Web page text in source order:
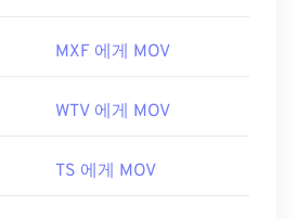
MXF 에게 MOV
WTV 에게 MOV
TS 에게 MOV